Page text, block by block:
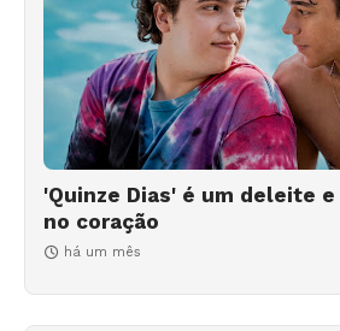
'Quinze Dias' é um deleite
no coração
há um mês